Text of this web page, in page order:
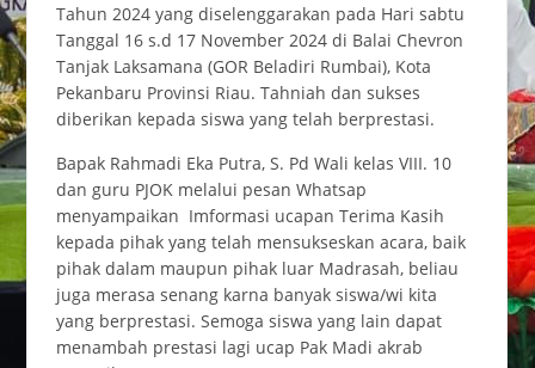
Tahun 2024 yang diselenggarakan pada Hari sabtu
Tanggal 16 s.d 17 November 2024 di Balai Chevron
Tanjak Laksamana (GOR Beladiri Rumbai), Kota
Pekanbaru Provinsi Riau. Tahniah dan sukses
diberikan kepada siswa yang telah berprestasi.
Bapak Rahmadi Eka Putra, S. Pd Wali kelas VIII. 10
dan guru PJOK melalui pesan Whatsap
menyampaikan Imformasi ucapan Terima Kasih
kepada pihak yang telah mensukseskan acara, baik
pihak dalam maupun pihak luar Madrasah, beliau
juga merasa senang karna banyak siswa/wi kita
yang berprestasi. Semoga siswa yang lain dapat
menambah prestasi lagi ucap Pak Madi akrab